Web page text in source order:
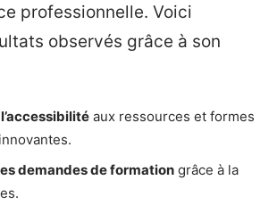
professionnelle. Voici
observés grâce à son
aux ressources et formes
demandes de formation grâce à la